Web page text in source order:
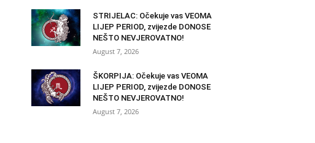
STRIJELAC: Očekuje vas VEOMA
LIJEP PERIOD, zvijezde DONOSE
NEŠTO NEVJEROVATNO!
August 7, 2026
ŠKORPIJA: Očekuje vas VEOMA
LIJEP PERIOD, zvijezde DONOSE
NEŠTO NEVJEROVATNO!
August 7, 2026